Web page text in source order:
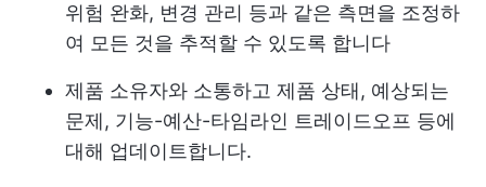
위험 완화, 변경 관리 등과 같은 측면을 조정하
여 모든 것을 추적할 수 있도록 합니다
제품 소유자와 소통하고 제품 상태, 예상되는
문제, 기능-예산-타임라인 트레이드오프 등에
대해 업데이트합니다.